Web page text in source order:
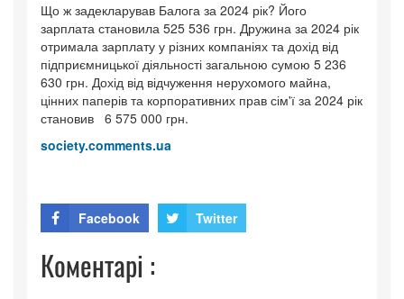
Що ж задекларував Балога за 2024 рік? Його
зарплата становила 525 536 грн. Дружина за 2024 рік
отримала зарплату у різних компаніях та дохід від
підприємницької діяльності загальною сумою 5 236
630 грн. Дохід від відчуження нерухомого майна,
цінних паперів та корпоративних прав сім'ї за 2024 рік
становив 6 575 000 грн.
society.comments.ua
Facebook Twitter
Коментарі :